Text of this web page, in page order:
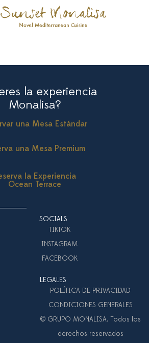
la experiencia
Monalisa?
una Mesa Estándar
una Mesa Premium
la Experiencia
Ocean Terrace
SOCIALS
TIKTOK
INSTAGRAM
FACEBOOK
LEGALES
POLÍTICA DE PRIVACIDAD
CONDICIONES GENERALES
© GRUPO MONALISA. Todos los
derechos reservados